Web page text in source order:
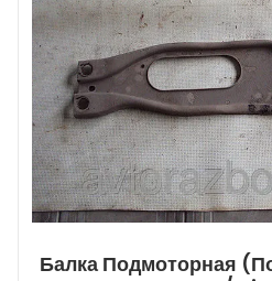
Балка Подмоторная